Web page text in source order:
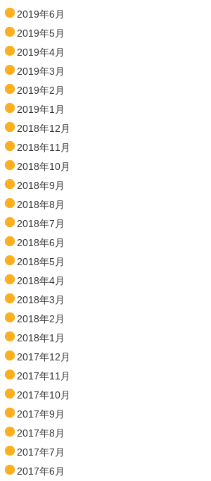
2019年6月
2019年5月
2019年4月
2019年3月
2019年2月
2019年1月
2018年12月
2018年11月
2018年10月
2018年9月
2018年8月
2018年7月
2018年6月
2018年5月
2018年4月
2018年3月
2018年2月
2018年1月
2017年12月
2017年11月
2017年10月
2017年9月
2017年8月
2017年7月
2017年6月